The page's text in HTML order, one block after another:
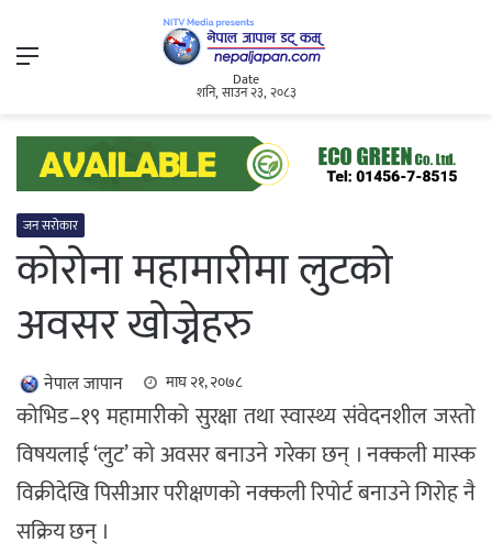
Menu
Date
शनि, साउन २३, २०८३
जन सरोकार
कोरोना महामारीमा लुटको
अवसर खोज्नेहरु
नेपाल जापान माघ २१, २०७८
कोभिड–१९ महामारीको सुरक्षा तथा स्वास्थ्य संवेदनशील जस्तो
विषयलाई ‘लुट’ को अवसर बनाउने गरेका छन् । नक्कली मास्क
विक्रीदेखि पिसीआर परीक्षणको नक्कली रिपोर्ट बनाउने गिरोह नै
सक्रिय छन् ।